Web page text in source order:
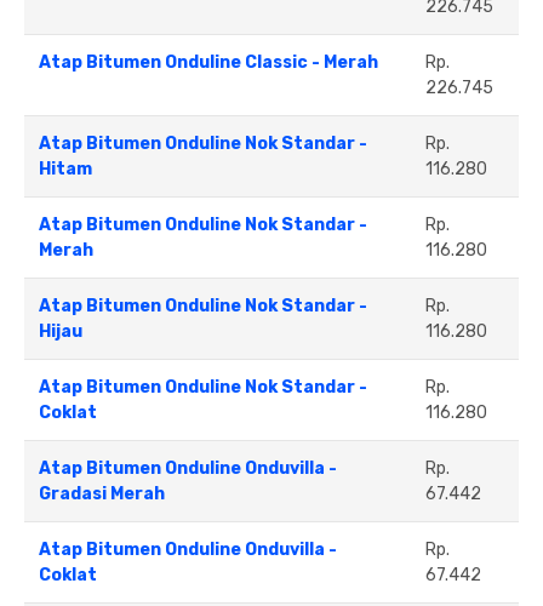
226.745
Atap Bitumen Onduline Classic - Merah
Rp.
226.745
Atap Bitumen Onduline Nok Standar -
Hitam
Rp.
116.280
Atap Bitumen Onduline Nok Standar -
Merah
Rp.
116.280
Atap Bitumen Onduline Nok Standar -
Hijau
Rp.
116.280
Atap Bitumen Onduline Nok Standar -
Coklat
Rp.
116.280
Atap Bitumen Onduline Onduvilla -
Gradasi Merah
Rp.
67.442
Atap Bitumen Onduline Onduvilla -
Coklat
Rp.
67.442